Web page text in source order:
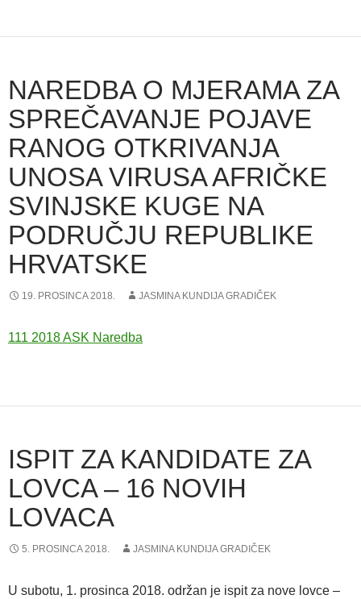
NAREDBA O MJERAMA ZA
SPREČAVANJE POJAVE
RANOG OTKRIVANJA
UNOSA VIRUSA AFRIČKE
SVINJSKE KUGE NA
PODRUČJU REPUBLIKE
HRVATSKE
19. PROSINCA 2018. JASMINA KUNDIJA GRADIČEK
111 2018 ASK Naredba
ISPIT ZA KANDIDATE ZA
LOVCA – 16 NOVIH
LOVACA
5. PROSINCA 2018. JASMINA KUNDIJA GRADIČEK
U subotu, 1. prosinca 2018. održan je ispit za nove lovce –